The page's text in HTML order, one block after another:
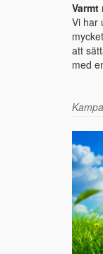
Varmt
Vi har
att
med